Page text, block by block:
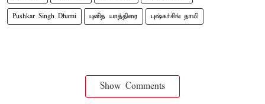
Pushkar Singh Dhami புனித யாத்திரை புஷ்கர்சிங் தாமி
Show Comments